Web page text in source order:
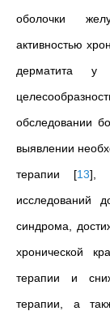
оболочки
активностью
дерматита у
обследовании
выявлении
терапии [13]
исследований
синдрома,
хронической
терапии и
терапии, а